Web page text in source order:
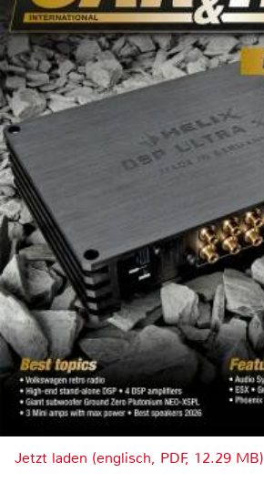
Jetzt laden (englisch, PDF, 12.29 MB)